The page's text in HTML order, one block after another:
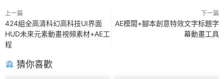
上一篇
424組全高清科幻高科技UI界面
HUD未來元素動畫視頻素材+AE工
程
下一篇
AE模闆+腳本創意特效文字标題字
幕動畫工具
猜你喜歡